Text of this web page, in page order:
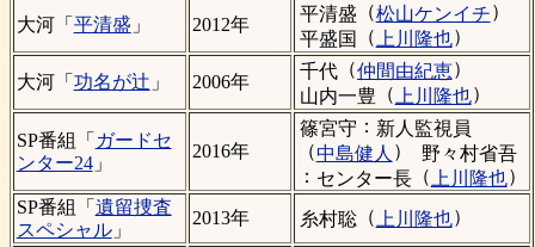
大河「 平清盛 」 2012年
平清盛 （松山ケンイチ）
平盛国 （ 上川隆也）
大河「 功名が辻 」 2006年
千代 （仲間由紀恵）
山内一豊 （ 上川隆也）
SP番組「 ガードセ
ンター24」
2016年
篠宮守 ： 新人監視員
（中島健人 ）
野々村省吾
： センター長（ 上川隆也）
SP番組「 遺留捜査
スペシャル」
2013年 糸村聡（ 上川隆也）